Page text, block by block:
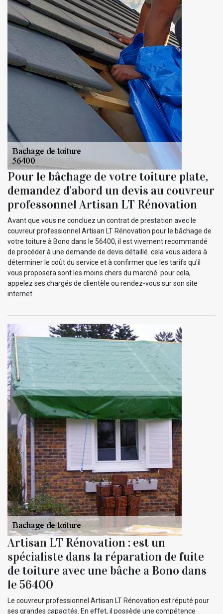
Pour le bâchage de votre toiture plate,
demandez d'abord un devis au couvreur
professonnel Artisan LT Rénovation
Avant que vous ne concluez un contrat de prestation avec le
couvreur professionnel Artisan LT Rénovation pour le bâchage de
votre toiture à Bono dans le 56400, il est vivement recommandé
de procéder à une demande de devis détaillé. cela vous aidera à
déterminer le coût du service et à confirmer que les tarifs qu'il
vous proposera sont les moins chers du marché. pour cela,
appelez ses chargés de clientèle ou rendez-vous sur son site
internet.
Artisan LT Rénovation : est un
spécialiste dans la réparation de fuite
de toiture avec une bâche a Bono dans
le 56400
Le couvreur professionnel Artisan LT Rénovation est réputé pour
ses grandes capacités. En effet, il possède une compétence